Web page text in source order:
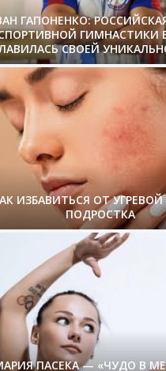
ГАПОНЕНКО:
ГИМНАСТИКИ
СВОЕЙ
ИЗБАВИТЬСЯ ОТ
ПОДРОСТКА
ПАСЕКА — «ЧУДО В